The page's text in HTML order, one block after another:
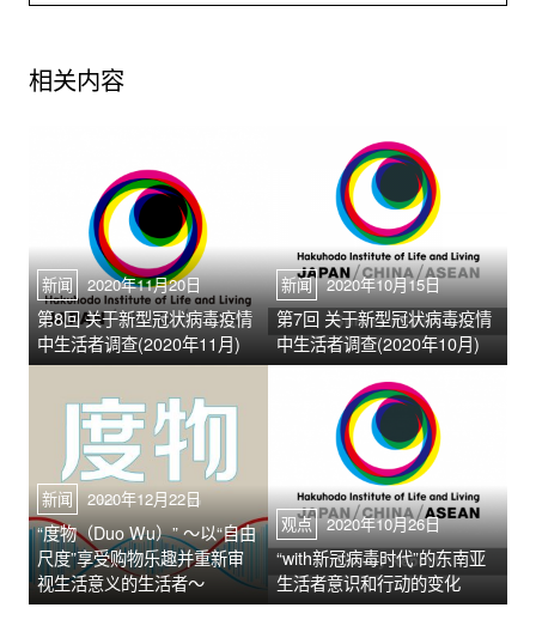
相关内容
新闻 2020年11月20日
第8回 关于新型冠状病毒疫情
中生活者调查(2020年11月)
新闻 2020年10月15日
第7回 关于新型冠状病毒疫情
中生活者调查(2020年10月)
新闻 2020年12月22日
“度物（Duo Wu）” ～以“自由
尺度”享受购物乐趣并重新审
视生活意义的生活者～
观点 2020年10月26日
“with新冠病毒时代”的东南亚
生活者意识和行动的变化